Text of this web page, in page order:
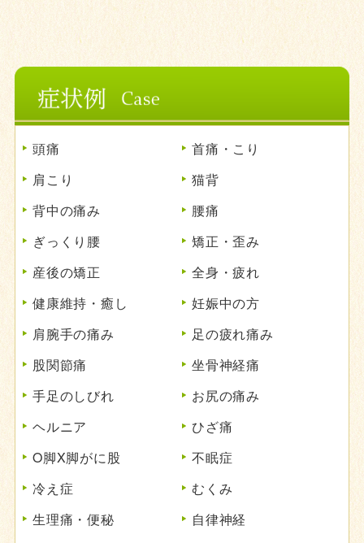
頭痛
首痛・こり
肩こり
猫背
背中の痛み
腰痛
ぎっくり腰
矯正・歪み
産後の矯正
全身・疲れ
健康維持・癒し
妊娠中の方
肩腕手の痛み
足の疲れ痛み
股関節痛
坐骨神経痛
手足のしびれ
お尻の痛み
ヘルニア
ひざ痛
O脚X脚がに股
不眠症
冷え症
むくみ
生理痛・便秘
自律神経